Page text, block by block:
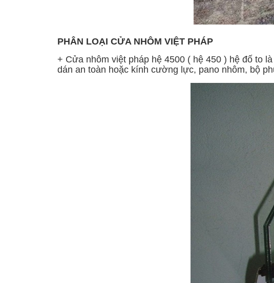
PHÂN LOẠI CỬA NHÔM VIỆT PHÁP
+ Cửa nhôm việt pháp hệ 4500 ( hệ 450 ) hệ đố to
dán an toàn hoặc kính cường lực, pano nhôm, bộ